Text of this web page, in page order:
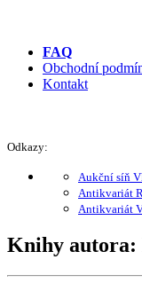
FAQ
Obchodní
Kontakt
Odkazy:
Aukční síň
Antikvariát
Antikvariát
Knihy